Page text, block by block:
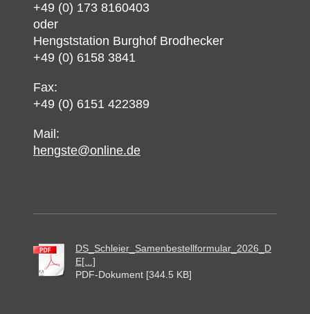
+49 (0) 173 8160403
oder
Hengststation Burghof Brodhecker
+49 (0) 6158 3841
Fax:
+49 (0) 6151 422389
Mail:
hengste@online.de
DS_Schleier_Samenbestellformular_2026_D
E[...]
PDF-Dokument [344.5 KB]